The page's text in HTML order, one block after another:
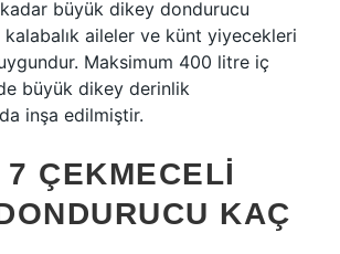
kadar büyük dikey dondurucu
kalabalık aileler ve künt yiyecekleri
Maksimum 400 litre iç
büyük dikey derinlik
inşa edilmiştir.
ÇEKMECELI
KAÇ